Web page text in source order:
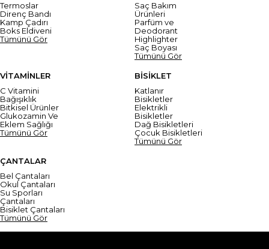
Termoslar
Direnç Bandı
Kamp Çadırı
Boks Eldiveni
Tümünü Gör
Saç Bakım
Ürünleri
Parfüm ve
Deodorant
Highlighter
Saç Boyası
Tümünü Gör
VİTAMİNLER
C Vitamini
Bağışıklık
Bitkisel Ürünler
Glukozamin Ve
Eklem Sağlığı
Tümünü Gör
BİSİKLET
Katlanır
Bisikletler
Elektrikli
Bisikletler
Dağ Bisikletleri
Çocuk Bisikletleri
Tümünü Gör
ÇANTALAR
Bel Çantaları
Okul Çantaları
Su Sporları
Çantaları
Bisiklet Çantaları
Tümünü Gör